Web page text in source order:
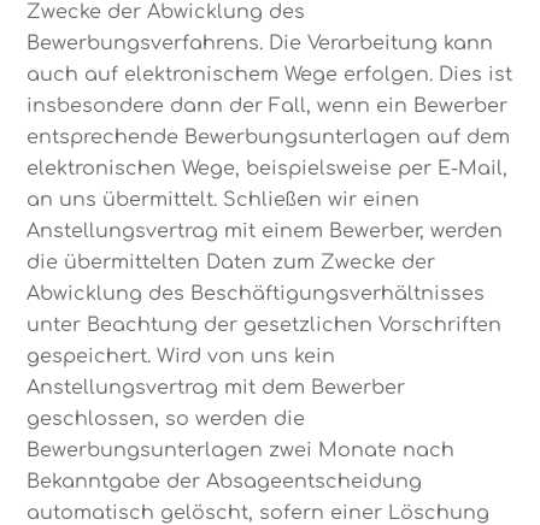
Zwecke der Abwicklung des
Bewerbungsverfahrens. Die Verarbeitung kann
auch auf elektronischem Wege erfolgen. Dies ist
insbesondere dann der Fall, wenn ein Bewerber
entsprechende Bewerbungsunterlagen auf dem
elektronischen Wege, beispielsweise per E-Mail,
an uns übermittelt. Schließen wir einen
Anstellungsvertrag mit einem Bewerber, werden
die übermittelten Daten zum Zwecke der
Abwicklung des Beschäftigungsverhältnisses
unter Beachtung der gesetzlichen Vorschriften
gespeichert. Wird von uns kein
Anstellungsvertrag mit dem Bewerber
geschlossen, so werden die
Bewerbungsunterlagen zwei Monate nach
Bekanntgabe der Absageentscheidung
automatisch gelöscht, sofern einer Löschung